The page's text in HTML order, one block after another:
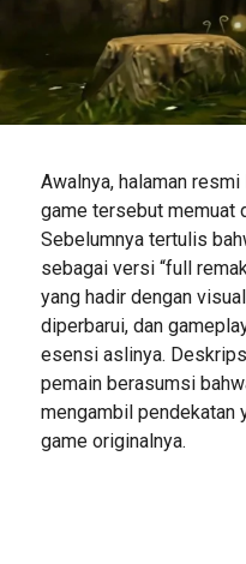
Awalnya, halaman
game tersebut memuat
Sebelumnya tertulis
sebagai versi “full
yang hadir dengan
diperbarui, dan
esensi aslinya.
pemain berasumsi
mengambil pendekatan
game originalnya.